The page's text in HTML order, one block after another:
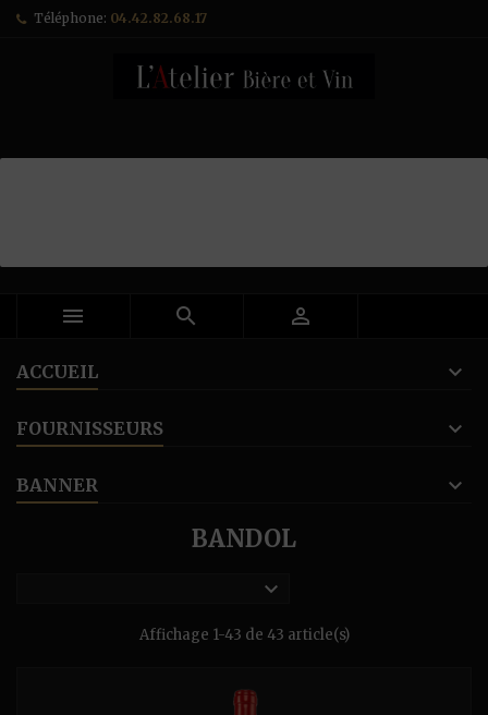
Téléphone: 04.42.82.68.17
  
ACCUEIL
FOURNISSEURS
BANNER
BANDOL

Affichage 1-43 de 43 article(s)